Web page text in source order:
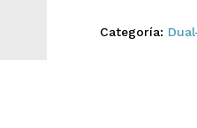
Categoría: